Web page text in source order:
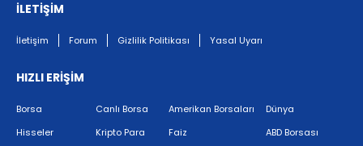
İLETİŞİM
İletişim Forum Gizlilik Politikası Yasal Uyarı
HIZLI ERİŞİM
Borsa
Hisseler
Canlı Borsa
Kripto Para
Amerikan Borsaları
Faiz
Dünya
ABD Borsası